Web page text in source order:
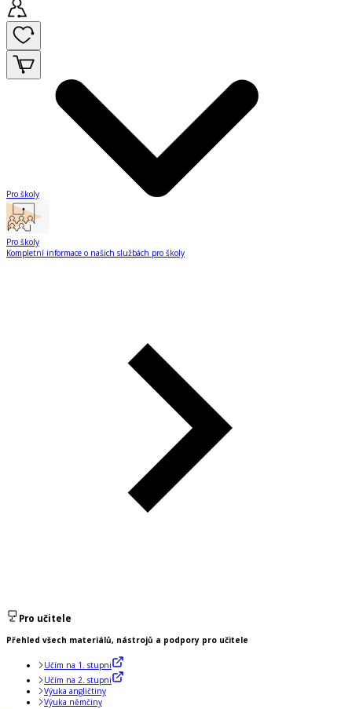
Pro školy
Pro školy
Kompletní informace o našich službách pro školy
Pro učitele
Přehled všech materiálů, nástrojů a podpory pro učitele
Učím na 1. stupni
Učím na 2. stupni
Výuka angličtiny
Výuka němčiny